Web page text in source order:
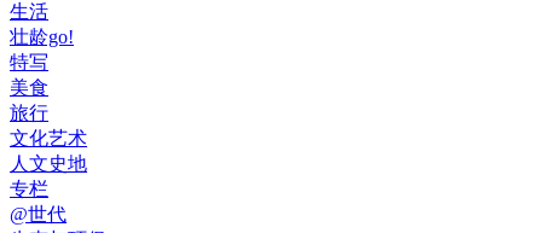
生活
壮龄go!
特写
美食
旅行
文化艺术
人文史地
专栏
@世代